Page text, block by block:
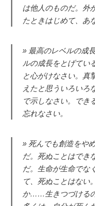
は他人のものだ。外
たときはじめて、あ
最高のレベルの成
ルの成長をとげてい
と心がけなさい。真
えたと思ういろいろ
で示しなさい。でき
忘れなさい。
死んでも創造をや
だ。死ぬことはでき
だ。生命が生命でな
て、死ぬことはない
か……生きつづける